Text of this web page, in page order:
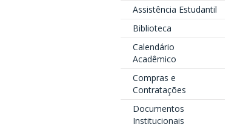
Assistência Estudantil
Biblioteca
Calendário
Acadêmico
Compras e
Contratações
Documentos
Institucionais